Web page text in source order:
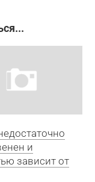
и
зависит от